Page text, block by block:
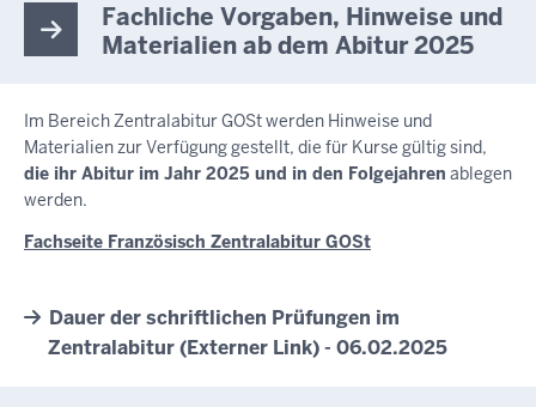
Fachliche Vorgaben, Hinweise und
Materialien ab dem Abitur 2025
Im Bereich Zentralabitur GOSt werden Hinweise und
Materialien zur Verfügung gestellt, die für Kurse gültig sind,
die ihr Abitur im Jahr 2025 und in den Folgejahren ablegen
werden.
Fachseite Französisch Zentralabitur GOSt
Dauer der schriftlichen Prüfungen im
Zentralabitur (Externer Link) - 06.02.2025